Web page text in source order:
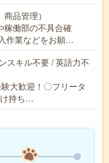
品管理）
稼働部の不具合確
作業などをお願…
スキル不要 / 英語力不
大歓迎！〇フリータ
持ち…